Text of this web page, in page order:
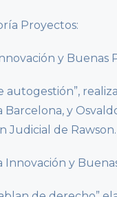
Proyectos:
y Buenas
autogestión”,
Barcelona, y
Judicial de Rawson.
Innovación y